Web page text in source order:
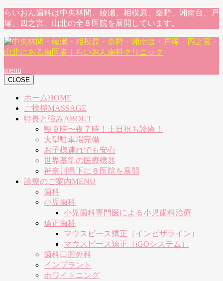
らいおん歯科は中央林間、綾瀬、相模原、秦野、湘南台、戸
塚、四之宮、山北の全８医院を展開しています。
menu
CLOSE
ホームHOME
ご挨拶MASSAGE
特長と強みABOUT
朝９時〜夜７時！土日祝も診療！
大型駐車場完備
お子様連れでも安心
世界基準の医療機器
神奈川県下に８医院を展開
診療のご案内MENU
歯科
小児歯科
小児歯科専門医による小児歯科治療
矯正歯科
マウスピース矯正（インビザライン）
マウスピース矯正（iGOシステム）
歯科口腔外科
インプラント
ホワイトニング